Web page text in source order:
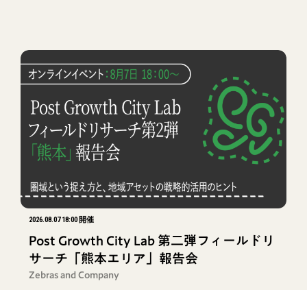
2026.08.07 18:00 開催
Post Growth City Lab 第二弾フィールドリ
サーチ「熊本エリア」報告会
Zebras and Company